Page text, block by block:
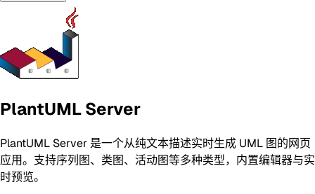
PlantUML Server
PlantUML Server 是一个从纯文本描述实时生成 UML 图的网页
应用。支持序列图、类图、活动图等多种类型，内置编辑器与实
时预览。